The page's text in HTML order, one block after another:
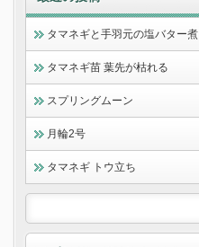
タマネギと手羽元の塩バター煮
タマネギ苗 葉先が枯れる
スプリングムーン
月輪2号
タマネギ トウ立ち